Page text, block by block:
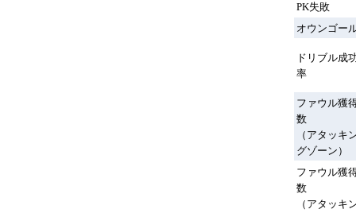
PK失敗
オウンゴー
ドリブル成
率
ファウル獲
数
（アタッキ
グゾーン）
ファウル獲
数
（アタッキ